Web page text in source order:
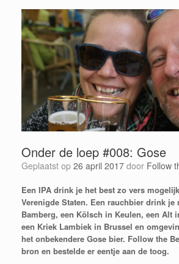
Onder de loep #008: Gose
Geplaatst op 26 april 2017 door Follow
Een IPA drink je het best zo vers
Verenigde Staten. Een rauchbier drink je
Bamberg, een Kölsch in Keulen, een Alt
een Kriek Lambiek in Brussel en
het onbekendere Gose bier. Follow the
bron en bestelde er eentje aan de toog.